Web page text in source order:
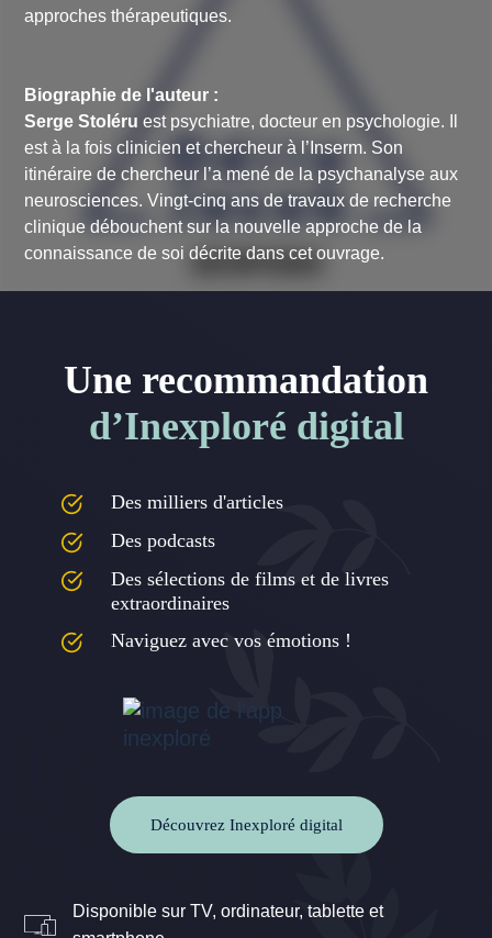
approches thérapeutiques.
Biographie de l'auteur :
Serge Stoléru est psychiatre, docteur en psychologie. Il
est à la fois clinicien et chercheur à l’Inserm. Son
itinéraire de chercheur l’a mené de la psychanalyse aux
neurosciences. Vingt-cinq ans de travaux de recherche
clinique débouchent sur la nouvelle approche de la
connaissance de soi décrite dans cet ouvrage.
Une recommandation
d’Inexploré digital
Des milliers d'articles
Des podcasts
Des sélections de films et de livres
extraordinaires
Naviguez avec vos émotions !
Découvrez Inexploré digital
Disponible sur TV, ordinateur, tablette et